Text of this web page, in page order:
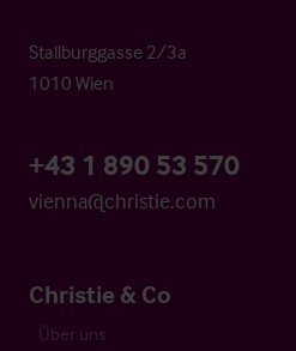
Stallburggasse 2/3a
1010 Wien
+43 1 890 53 570
vienna@christie.com
Christie & Co
Über uns